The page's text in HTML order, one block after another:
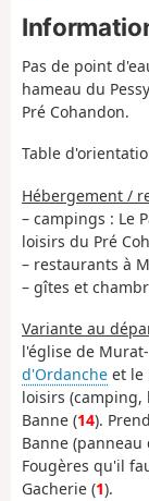
Pas de point
hameau du
Pré Cohandon.
Table
Hébergement /
– campings : Le
loisirs du Pré
– restaurants à
– gîtes et
Variante au
l'église de
d'Ordanche et le
loisirs (camping,
Banne (14).
Banne
Fougères qu'il
Gacherie (1).